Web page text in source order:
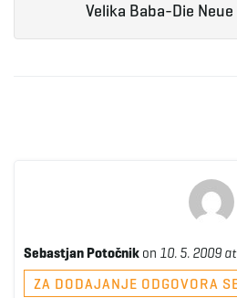
Velika Baba-Die
Sebastjan Potočnik on 10. 5. 2009
ZA DODAJANJE ODGOVORA